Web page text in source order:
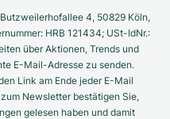
4, 50829 Köln,
HRB 121434; USt-IdNr.:
über Aktionen, Trends und
E-Mail-Adresse zu senden.
Link am Ende jeder E-Mail
Newsletter bestätigen Sie,
gelesen haben und damit